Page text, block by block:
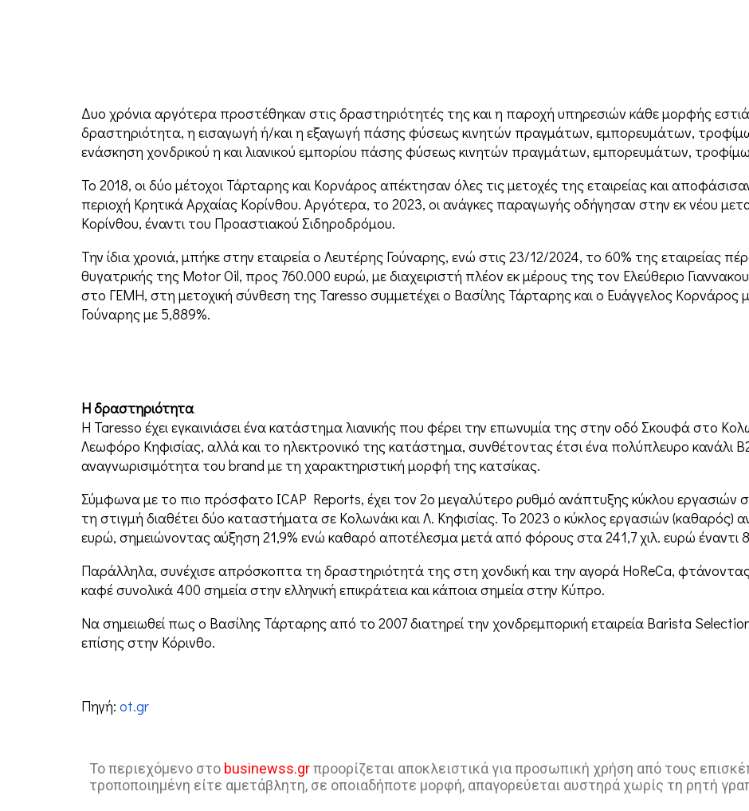
Δυο χρόνια αργότερα προστέθηκαν στις δραστηριότητές της και η παροχή υπηρεσιών κάθε µορφής
δραστηριότητα, η εισαγωγή ή/και η εξαγωγή πάσης φύσεως κινητών πραγµάτων, εµπορευµάτων,
ενάσκηση χονδρικού η και λιανικού εµπορίου πάσης φύσεως κινητών πραγµάτων, εµπορευµάτων,
To 2018, οι δύο μέτοχοι Τάρταρης και Κορνάρος απέκτησαν όλες τις μετοχές της εταιρείας και
περιοχή Κρητικά Αρχαίας Κορίνθου. Αργότερα, το 2023, οι ανάγκες παραγωγής οδήγησαν στην εκ νέου
Κορίνθου, έναντι του Προαστιακού Σιδηροδρόµου.
Την ίδια χρονιά, μπήκε στην εταιρεία ο Λευτέρης Γούναρης, ενώ στις 23/12/2024, το 60% της εταιρείας
θυγατρικής της Motor Oil, προς 760.000 ευρώ, με διαχειριστή πλέον εκ μέρους της τον Ελεύθεριο
στο ΓΕΜΗ, στη μετοχική σύνθεση της Taresso συμμετέχει ο Βασίλης Τάρταρης και ο Ευάγγελος Κορνάρος
Γούναρης με 5,889%.
Η δραστηριότητα
Η Taresso έχει εγκαινιάσει ένα κατάστημα λιανικής που φέρει την επωνυμία της στην οδό Σκουφά στο
Λεωφόρο Κηφισίας, αλλά και το ηλεκτρονικό της κατάστημα, συνθέτοντας έτσι ένα πολύπλευρο κανάλι
αναγνωρισιμότητα του brand με τη χαρακτηριστική μορφή της κατσίκας.
Σύμφωνα με το πιο πρόσφατο ICAP Reports, έχει τον 2ο μεγαλύτερο ρυθμό ανάπτυξης κύκλου εργασιών
τη στιγμή διαθέτει δύο καταστήματα σε Κολωνάκι και Λ. Κηφισίας. Το 2023 ο κύκλος εργασιών (καθαρός)
ευρώ, σημειώνοντας αύξηση 21,9% ενώ καθαρό αποτέλεσμα μετά από φόρους στα 241,7 χιλ. ευρώ έναντι
Παράλληλα, συνέχισε απρόσκοπτα τη δραστηριότητά της στη χονδική και την αγορά HoReCa,
καφέ συνολικά 400 σημεία στην ελληνική επικράτεια και κάποια σημεία στην Κύπρο.
Να σημειωθεί πως ο Βασίλης Τάρταρης από το 2007 διατηρεί την χονδρεμπορική εταιρεία Barista
επίσης στην Κόρινθο.
Πηγή: ot.gr
Το περιεχόμενο στο businewss.grπροορίζεται αποκλειστικά για προσωπική χρήση από τους
τροποποιημένη είτε αμετάβλητη, σε οποιαδήποτε μορφή, απαγορεύεται αυστηρά χωρίς τη ρητή